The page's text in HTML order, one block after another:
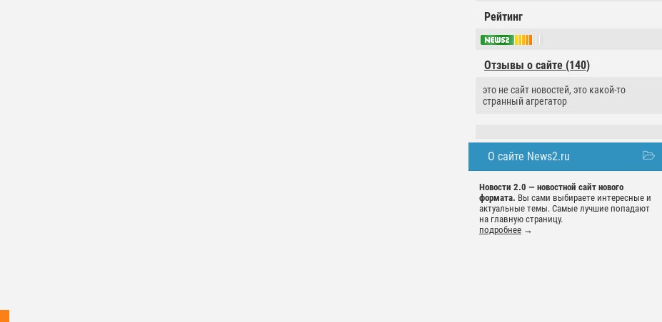
Рейтинг
Отзывы о сайте (140)
это не сайт новостей, это какой-то
странный агрегатор
О сайте News2.ru
Новости 2.0 — новостной сайт нового
формата. Вы сами выбираете интересные и
актуальные темы. Самые лучшие попадают
на главную страницу.
подробнее →